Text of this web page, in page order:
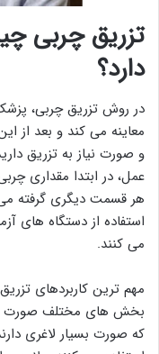
تزریق چربی
دارد؟
در روش تزریق چربی،
معاینه می کند و بعد
و صورت نیاز به تزریق
عمل، در ابتدا مقداری
هر قسمت دیگری گرفته
استفاده از دستگاه های
می کنند.
مهم ترین کاربردهای
بخش های مختلف صورت و
که صورت بسیار لاغری